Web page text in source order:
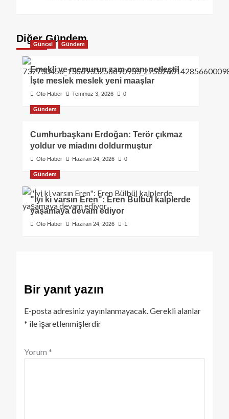
Diğer Gündem
Güncel Gündem
Emekli ve memurun zam oranı netleşti!
İşte meslek meslek yeni maaşlar
Oto Haber Temmuz 3, 2026 0
Gündem
Cumhurbaşkanı Erdoğan: Terör çıkmaz
yoldur ve miadını doldurmuştur
Oto Haber Haziran 24, 2026 0
Gündem
"İyi ki varsın Eren": Eren Bülbül kalplerde
yaşamaya devam ediyor
Oto Haber Haziran 24, 2026 1
Bir yanıt yazın
E-posta adresiniz yayınlanmayacak.Gerekli alanlar
* ile işaretlenmişlerdir
Yorum *